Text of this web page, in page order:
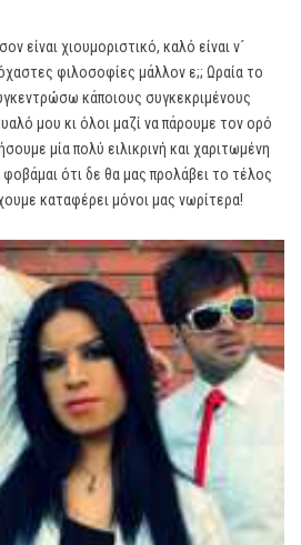
είναι χιουμοριστικό, καλό είναι ν´
φιλοσοφίες μάλλον ε;; Ωραία το
κάποιους συγκεκριμένους
μου κι όλοι μαζί να πάρουμε τον ορό
μία πολύ ειλικρινή και χαριτωμένη
ότι δε θα μας προλάβει το τέλος
καταφέρει μόνοι μας νωρίτερα!